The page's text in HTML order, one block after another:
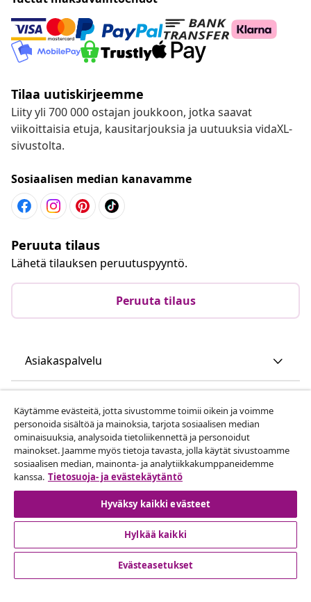
Tilaa uutiskirjeemme
Liity yli 700 000 ostajan joukkoon, jotka saavat
viikoittaisia etuja, kausitarjouksia ja uutuuksia vidaXL-
sivustolta.
Sosiaalisen median kanavamme
Peruuta tilaus
Lähetä tilauksen peruutuspyyntö.
Peruuta tilaus
Asiakaspalvelu
vidaXL
Löydä lisää
Käytämme evästeitä, jotta sivustomme toimii oikein ja voimme
personoida sisältöä ja mainoksia, tarjota sosiaalisen median
ominaisuuksia, analysoida tietoliikennettä ja personoidut
mainokset. Jaamme myös tietoja tavasta, jolla käytät sivustoamme
sosiaalisen median, mainonta- ja analytiikkakumppaneidemme
kanssa. Tietosuoja- ja evästekäytäntö
Hyväksy kaikki evästeet
Hylkää kaikki
Evästeasetukset